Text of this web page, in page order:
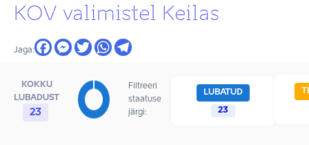
KOV valimistel Keilas
Jaga:
KOKKU
LUBADUST
23
Filtreeri
staatuse
järgi:
LUBATUD
23